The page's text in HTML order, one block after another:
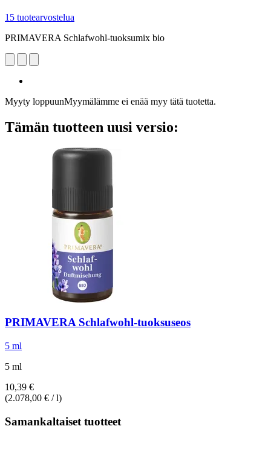
15 tuotearvostelua
PRIMAVERA Schlafwohl-tuoksumix bio
Myyty loppuunMyymälämme ei enää myy tätä tuotetta.
Tämän tuotteen uusi versio:
PRIMAVERASchlafwohl-​tuoksuseos
5 ml
5 ml
10,39 €
(2.078,00 € / l)
Samankaltaiset tuotteet